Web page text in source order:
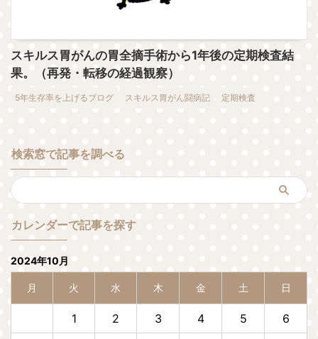
スキルス胃がんの胃全摘手術から1年後の定期検査結
果。（再発・転移の経過観察）
5年生存率を上げるブログ スキルス胃がん闘病記 定期検査
検索窓で記事を調べる
カレンダーで記事を探す
2024年10月
月 火 水 木 金 土 日
1 2 3 4 5 6